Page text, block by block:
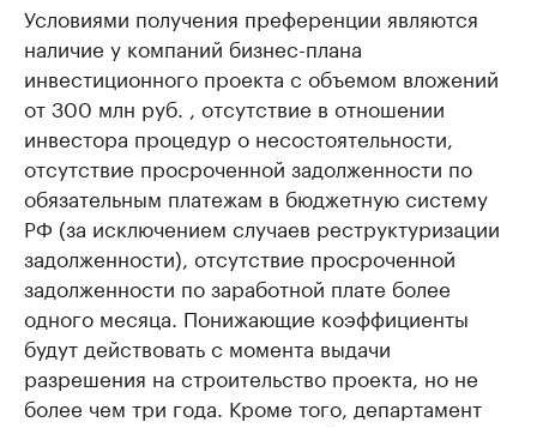
Условиями получения преференции являются
наличие у компаний бизнес-плана
инвестиционного проекта с объемом вложений
от 300 млн руб. , отсутствие в отношении
инвестора процедур о несостоятельности,
отсутствие просроченной задолженности по
обязательным платежам в бюджетную систему
РФ (за исключением случаев реструктуризации
задолженности), отсутствие просроченной
задолженности по заработной плате более
одного месяца. Понижающие коэффициенты
будут действовать с момента выдачи
разрешения на строительство проекта, но не
более чем три года. Кроме того, департамент